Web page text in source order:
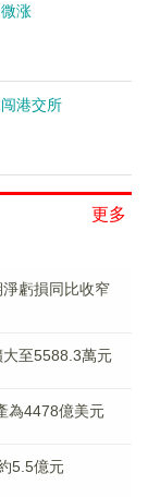
涨
港交所
更多
淨虧損同比收窄
至5588.3萬元
為4478億美元
5.5億元